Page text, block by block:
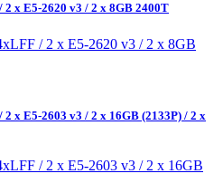
x E5-2620 v3 / 2 x 8GB 2400T
x E5-2603 v3 / 2 x 16GB (2133P) / 2 x